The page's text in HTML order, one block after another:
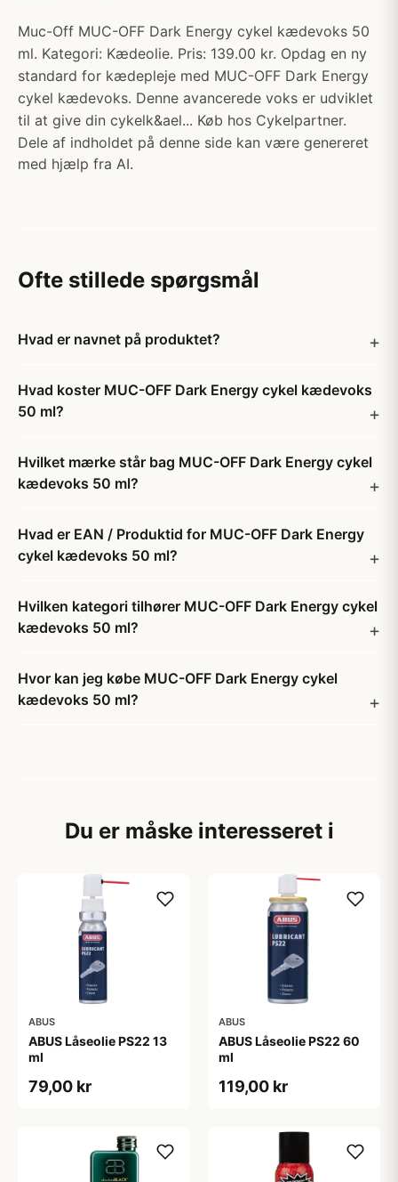
Muc-Off MUC-OFF Dark Energy cykel kædevoks 50
ml. Kategori: Kædeolie. Pris: 139.00 kr. Opdag en ny
standard for kædepleje med MUC-OFF Dark Energy
cykel kædevoks. Denne avancerede voks er udviklet
til at give din cykelk&ael... Køb hos Cykelpartner.
Dele af indholdet på denne side kan være genereret
med hjælp fra AI.
Ofte stillede spørgsmål
Hvad er navnet på produktet?
Hvad koster MUC-OFF Dark Energy cykel kædevoks
50 ml?
Hvilket mærke står bag MUC-OFF Dark Energy cykel
kædevoks 50 ml?
Hvad er EAN / Produktid for MUC-OFF Dark Energy
cykel kædevoks 50 ml?
Hvilken kategori tilhører MUC-OFF Dark Energy cykel
kædevoks 50 ml?
Hvor kan jeg købe MUC-OFF Dark Energy cykel
kædevoks 50 ml?
Du er måske interesseret i
ABUS
ABUS Låseolie PS22 13
ml
79,00 kr
ABUS
ABUS Låseolie PS22 60
ml
119,00 kr